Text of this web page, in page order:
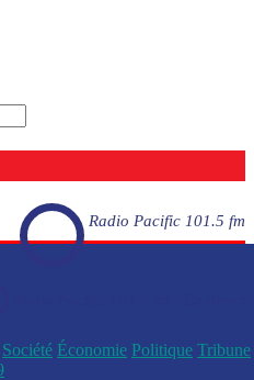
Radio Pacific 101.5 fm
Société Économie Politique Tribune